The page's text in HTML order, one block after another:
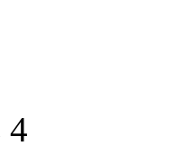
4